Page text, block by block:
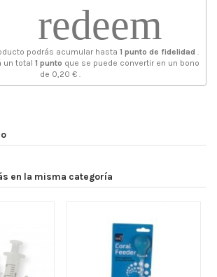
redeem
podrás acumular hasta 1 punto de fidelidad
un total 1 punto que se puede convertir en un bono
de 0,20 €
en la misma categoría